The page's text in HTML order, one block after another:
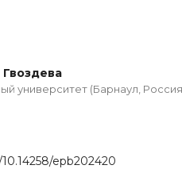
университет (Барнаул,
epb202420